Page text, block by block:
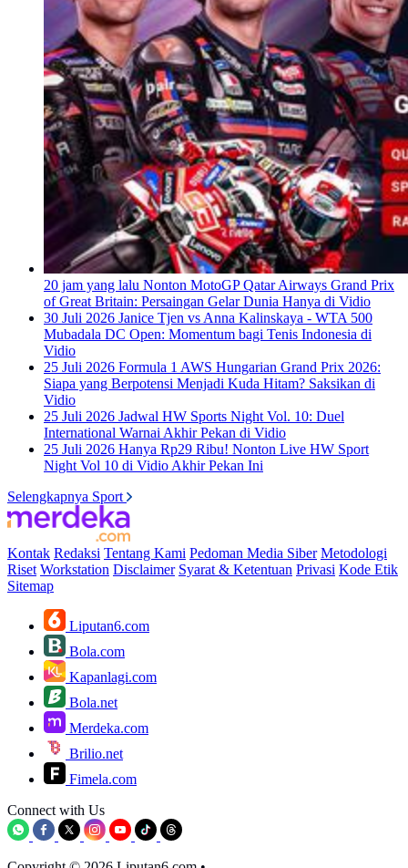
20 jam yang lalu Nonton MotoGP Qatar Airways Grand Prix
of Great Britain: Persaingan Gelar Dunia Hanya di Vidio
30 Juli 2026 Janice Tjen vs Anna Kalinskaya - WTA 500
Mubadala DC Open: Momentum bagi Tenis Indonesia di
Vidio
25 Juli 2026 Formula 1 AWS Hungarian Grand Prix 2026:
Siapa yang Berpotensi Menjadi Kuda Hitam? Saksikan di
Vidio
25 Juli 2026 Jadwal HW Sports Night Vol. 10: Duel
International Warnai Akhir Pekan di Vidio
25 Juli 2026 Hanya Rp29 Ribu! Nonton Live HW Sport
Night Vol 10 di Vidio Akhir Pekan Ini
Selengkapnya Sport
Kontak Redaksi Tentang Kami Pedoman Media Siber Metodologi
Riset Workstation Disclaimer Syarat & Ketentuan Privasi Kode Etik
Sitemap
Liputan6.com
Bola.com
Kapanlagi.com
Bola.net
Merdeka.com
Brilio.net
Fimela.com
Connect with Us